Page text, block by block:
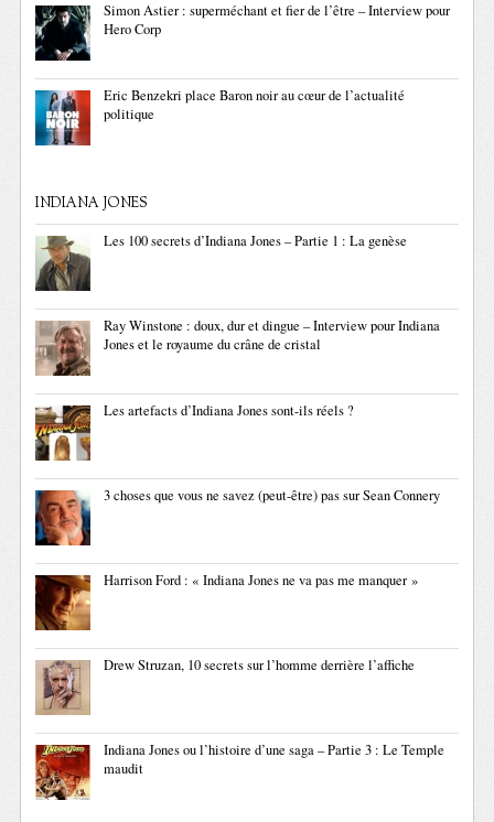
Simon Astier : superméchant et fier de l’être – Interview pour
Hero Corp
Eric Benzekri place Baron noir au cœur de l’actualité
politique
INDIANA JONES
Les 100 secrets d’Indiana Jones – Partie 1 : La genèse
Ray Winstone : doux, dur et dingue – Interview pour Indiana
Jones et le royaume du crâne de cristal
Les artefacts d’Indiana Jones sont-ils réels ?
3 choses que vous ne savez (peut-être) pas sur Sean Connery
Harrison Ford : « Indiana Jones ne va pas me manquer »
Drew Struzan, 10 secrets sur l’homme derrière l’affiche
Indiana Jones ou l’histoire d’une saga – Partie 3 : Le Temple
maudit